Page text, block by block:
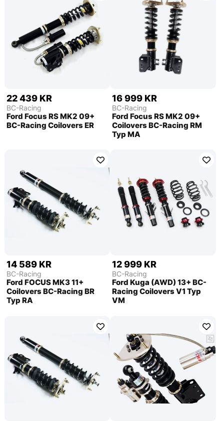
22 439 KR
BC-Racing
Ford Focus RS MK2 09+
BC-Racing Coilovers ER
16 999 KR
BC-Racing
Ford Focus RS MK2 09+
Coilovers BC-Racing RM
Typ MA
14 589 KR
BC-Racing
Ford FOCUS MK3 11+
Coilovers BC-Racing BR
Typ RA
12 999 KR
BC-Racing
Ford Kuga (AWD) 13+ BC-
Racing Coilovers V1 Typ
VM